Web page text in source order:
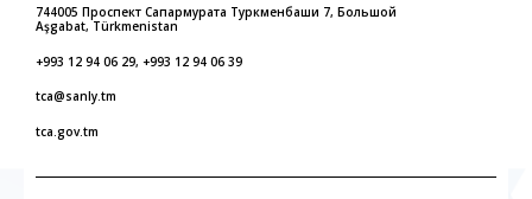
744005 Проспект Сапармурата Туркменбаши 7, Большой
Aşgabat, Türkmenistan
+993 12 94 06 29, +993 12 94 06 39
tca@sanly.tm
tca.gov.tm